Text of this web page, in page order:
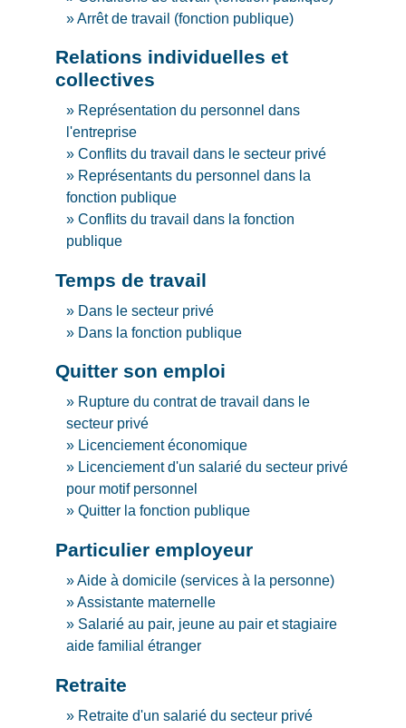
Arrêt de travail (fonction publique)
Relations individuelles et
collectives
Représentation du personnel dans
l'entreprise
Conflits du travail dans le secteur privé
Représentants du personnel dans la
fonction publique
Conflits du travail dans la fonction
publique
Temps de travail
Dans le secteur privé
Dans la fonction publique
Quitter son emploi
Rupture du contrat de travail dans le
secteur privé
Licenciement économique
Licenciement d'un salarié du secteur privé
pour motif personnel
Quitter la fonction publique
Particulier employeur
Aide à domicile (services à la personne)
Assistante maternelle
Salarié au pair, jeune au pair et stagiaire
aide familial étranger
Retraite
Retraite d'un salarié du secteur privé